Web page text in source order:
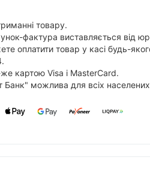
товару.
фактура виставляється від
оплатити товар у касі будь-
картою Visa і MasterCard.
Банк" можлива для всіх